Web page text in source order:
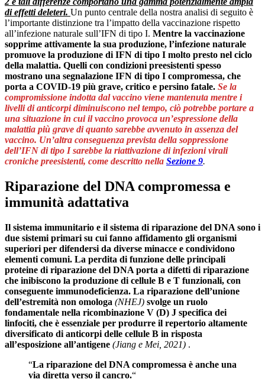
di effetti deleteri. Un punto centrale della nostra analisi di seguito è
l’importante distinzione tra l’impatto della vaccinazione rispetto
all’infezione naturale sull’IFN di tipo I. Mentre la vaccinazione
sopprime attivamente la sua produzione, l’infezione naturale
promuove la produzione di IFN di tipo I molto presto nel ciclo
della malattia. Quelli con condizioni preesistenti spesso
mostrano una segnalazione IFN di tipo I compromessa, che
porta a COVID-19 più grave, critico e persino fatale. Se la
compromissione indotta dal vaccino viene mantenuta mentre i
livelli di anticorpi diminuiscono nel tempo, ciò potrebbe portare a
una situazione in cui il vaccino provoca un’espressione della
malattia più grave di quanto sarebbe avvenuto in assenza del
vaccino. Un’altra conseguenza prevista della soppressione
dell’IFN di tipo I sarebbe la riattivazione di infezioni virali
croniche preesistenti, come descritto nella Sezione 9.
Riparazione del DNA compromessa e
immunità adattativa
Il sistema immunitario e il sistema di riparazione del DNA sono i
due sistemi primari su cui fanno affidamento gli organismi
superiori per difendersi da diverse minacce e condividono
elementi comuni. La perdita di funzione delle principali
proteine ​​di riparazione del DNA porta a difetti di riparazione
che inibiscono la produzione di cellule B e T funzionali, con
conseguente immunodeficienza. La riparazione dell’unione
dell’estremità non omologa (NHEJ) svolge un ruolo
fondamentale nella ricombinazione V (D) J specifica dei
linfociti, che è essenziale per produrre il repertorio altamente
diversificato di anticorpi delle cellule B in risposta
all’esposizione all’antigene (Jiang e Mei, 2021) .
“La riparazione del DNA compromessa è anche una
via diretta verso il cancro.“